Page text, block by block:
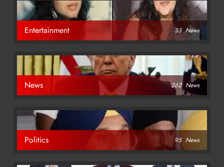
Entertainment 33 News
News 262 News
Politics 95 News